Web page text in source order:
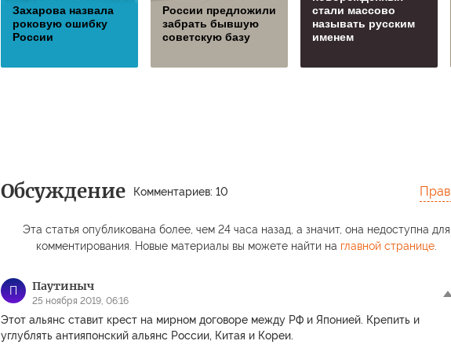
Захарова назвала
роковую ошибку
России
России предложили
забрать бывшую
советскую базу
стали массово
называть русским
именем
Обсуждение Комментариев: 10
Эта статья опубликована более, чем 24 часа назад, а значит, она недоступна для
комментирования. Новые материалы вы можете найти на главной странице.
П Паутиныч
25 ноября 2019, 06:16
Этот альянс ставит крест на мирном договоре между РФ и Японией. Крепить и
углублять антияпонский альянс России, Китая и Кореи.